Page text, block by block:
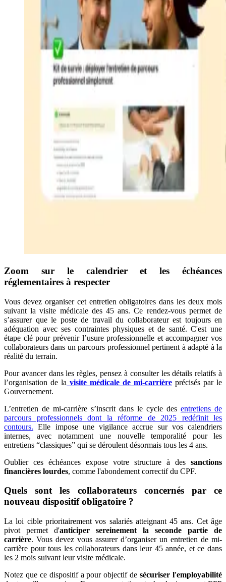
Zoom sur le calendrier et les échéances
réglementaires à respecter
Vous devez organiser cet entretien obligatoires dans les deux mois
suivant la visite médicale des 45 ans. Ce rendez-vous permet de
s’assurer que le poste de travail du collaborateur est toujours en
adéquation avec ses contraintes physiques et de santé. C'est une
étape clé pour prévenir l’usure professionnelle et accompagner vos
collaborateurs dans un parcours professionnel pertinent à adapté à la
réalité du terrain.
Pour avancer dans les règles, pensez à consulter les détails relatifs à
l’organisation de la visite médicale de mi-carrière précisés par le
Gouvernement.
L’entretien de mi-carrière s’inscrit dans le cycle des entretiens de
parcours professionnels dont la réforme de 2025 redéfinit les
contours. Elle impose une vigilance accrue sur vos calendriers
internes, avec notamment une nouvelle temporalité pour les
entretiens “classiques” qui se déroulent désormais tous les 4 ans.
Oublier ces échéances expose votre structure à des sanctions
financières lourdes, comme l'abondement correctif du CPF.
Quels sont les collaborateurs concernés par ce
nouveau dispositif obligatoire ?
La loi cible prioritairement vos salariés atteignant 45 ans. Cet âge
pivot permet d'anticiper sereinement la seconde partie de
carrière. Vous devez vous assurer d’organiser un entretien de mi-
carrière pour tous les collaborateurs dans leur 45 année, et ce dans
les 2 mois suivant leur visite médicale.
Notez que ce dispositif a pour objectif desécuriser l'employabilité